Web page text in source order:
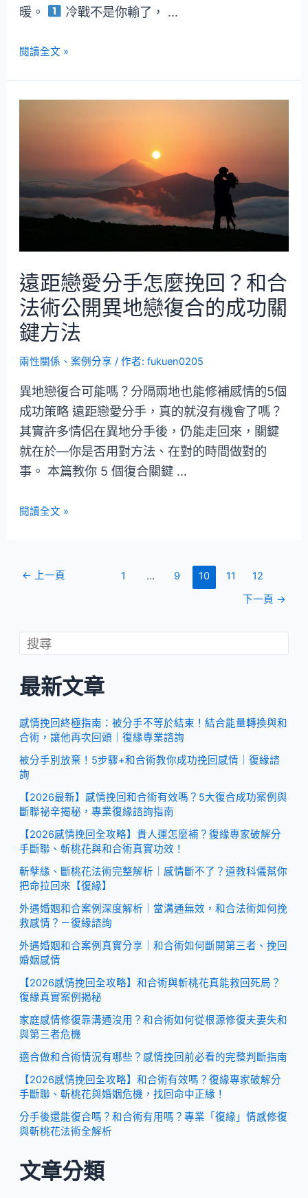
暖。
冷戰不是你輸了， …
閱讀全文 »
遠距戀愛分手怎麼挽回？和合
法術公開異地戀復合的成功關
鍵方法
兩性關係 、案例分享 / 作者:fukuen0205
異地戀復合可能嗎？分隔兩地也能修補感情的5個
成功策略 遠距戀愛分手，真的就沒有機會了嗎？
其實許多情侶在異地分手後，仍能走回來，關鍵
就在於—你是否用對方法、在對的時間做對的
事。 本篇教你 5 個復合關鍵 …
閱讀全文 »
← 上一頁 1 ... 9 10 11
12
下一頁 →
最新文章
感情挽回終極指南：被分手不等於結束！結合能量轉換與和
合術，讓他再次回頭｜復緣專業諮詢
被分手別放棄！5步驟+和合術教你成功挽回感情｜復緣諮
詢
【2026最新】感情挽回和合術有效嗎？5大復合成功案例與
斷聯祕辛揭秘，專業復緣諮詢指南
【2026感情挽回全攻略】貴人運怎麼補？復緣專家破解分
手斷聯、斬桃花與和合術真實功效！
斬孽緣、斷桃花法術完整解析｜感情斷不了？道教科儀幫你
把命拉回來【復緣】
外遇婚姻和合案例深度解析｜當溝通無效，和合法術如何挽
救感情？－復緣諮詢
外遇婚姻和合案例真實分享｜和合術如何斷開第三者、挽回
婚姻感情
【2026感情挽回全攻略】和合術與斬桃花真能救回死局？
復緣真實案例揭秘
家庭感情修復靠溝通沒用？和合術如何從根源修復夫妻失和
與第三者危機
適合做和合術情況有哪些？感情挽回前必看的完整判斷指南
【2026感情挽回全攻略】和合術有效嗎？復緣專家破解分
手斷聯、斬桃花與婚姻危機，找回命中正緣！
分手後還能復合嗎？和合術有用嗎？專業「復緣」情感修復
與斬桃花法術全解析
文章分類